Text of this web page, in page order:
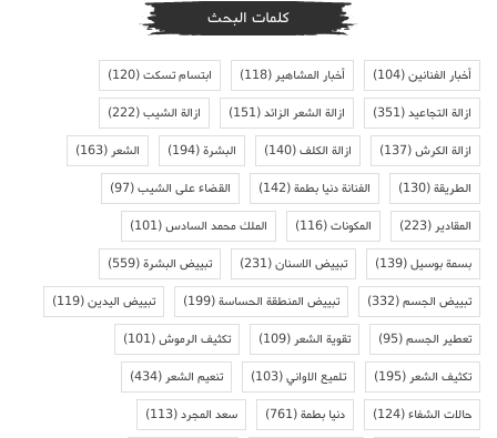
كلمات البحث
أخبار الفنانين(104) أخبار المشاهير(118) ابتسام تسكت(120)
ازالة التجاعيد(351) ازالة الشعر الزائد(151) ازالة الشيب(222)
ازالة الكرش(137) ازالة الكلف(140) البشرة(194) الشعر(163)
الطريقة(130) الفنانة دنيا بطمة(142) القضاء على الشيب(97)
المقادير(223) المكونات(116) الملك محمد السادس(101)
بسمة بوسيل(139) تبييض الاسنان(231) تبييض البشرة(559)
تبييض الجسم(332) تبييض المنطقة الحساسة(199) تبييض اليدين(119)
تعطير الجسم(95) تقوية الشعر(109) تكثيف الرموش(101)
تكثيف الشعر(195) تلميع الاواني(103) تنعيم الشعر(434)
حالات الشفاء(124) دنيا بطمة(761) سعد المجرد(113)